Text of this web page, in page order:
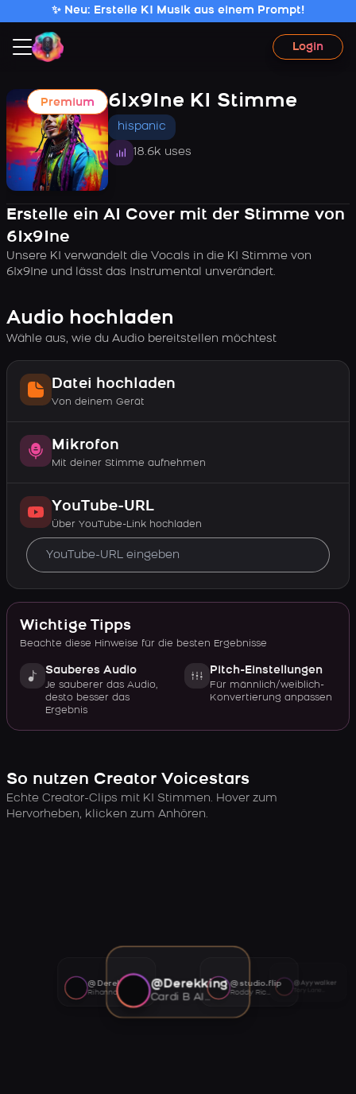
✨ Neu: Erstelle KI Musik aus einem Prompt!
Login
Premium 6Ix9Ine KI Stimme
hispanic
18.6k uses
Erstelle ein AI Cover mit der Stimme von
6Ix9Ine
Unsere KI verwandelt die Vocals in die KI Stimme von
6Ix9Ine und lässt das Instrumental unverändert.
Audio hochladen
Wähle aus, wie du Audio bereitstellen möchtest
Datei hochladen
Von deinem Gerät
Mikrofon
Mit deiner Stimme aufnehmen
YouTube-URL
Über YouTube-Link hochladen
Wichtige Tipps
Beachte diese Hinweise für die besten Ergebnisse
Sauberes Audio
Je sauberer das Audio,
desto besser das
Ergebnis
Pitch-Einstellungen
Für männlich/weiblich-
Konvertierung anpassen
So nutzen Creator Voicestars
Echte Creator-Clips mit KI Stimmen. Hover zum
Hervorheben, klicken zum Anhören.
@Derekking
Cardi B AI voice
@studio.flip
Roddy Ricch AI voice
@Ayywalker
@Derekking
Rihanna AI voice